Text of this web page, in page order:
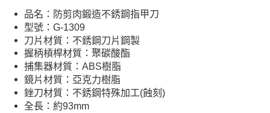
品名：防剪肉鍛造不銹鋼指甲刀
型號：G-1309
刀片材質：不銹鋼刀片鋼製
握柄槓桿材質：聚碳酸酯
捕集器材質：ABS樹脂
鏡片材質：亞克力樹脂
銼刀材質：不銹鋼特殊加工(蝕刻)
全長：約93mm